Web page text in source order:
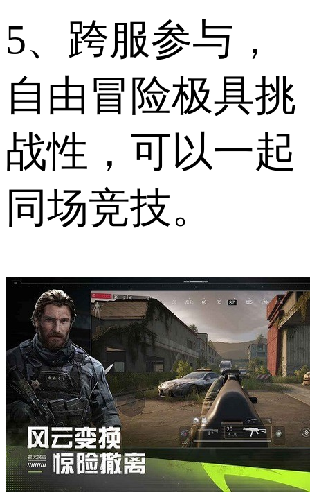
5、跨服参与，
自由冒险极具挑
战性，可以一起
同场竞技。